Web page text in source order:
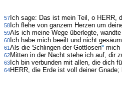
57 Ich sage: Das ist mein Teil, o HERR,
58 Ich flehe von ganzem Herzen um
59Als ich meine Wege überlegte,
60 Ich habe mich beeilt und nicht
61Als die Schlingen der Gottlosen mich
62Mitten in der Nacht stehe ich auf, dir
63 Ich bin verbunden mit allen, die dich
64HERR, die Erde ist voll deiner